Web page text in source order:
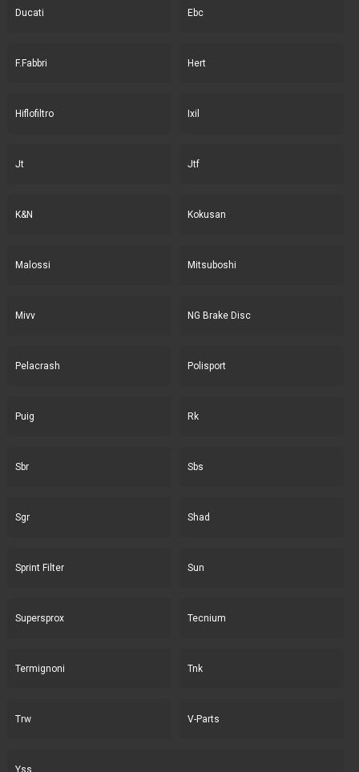
Ducati Ebc
F.Fabbri Hert
Hiflofiltro Ixil
Jt Jtf
K&N Kokusan
Malossi Mitsuboshi
Mivv NG Brake Disc
Pelacrash Polisport
Puig Rk
Sbr Sbs
Sgr Shad
Sprint Filter Sun
Supersprox Tecnium
Termignoni Tnk
Trw V-Parts
Yss